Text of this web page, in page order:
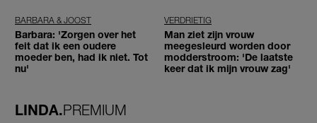
BARBARA & JOOST
Barbara: 'Zorgen over het
feit dat ik een oudere
moeder ben, had ik niet. Tot
nu'
VERDRIETIG
Man ziet zijn vrouw
meegesleurd worden door
modderstroom: 'De laatste
keer dat ik mijn vrouw zag'
LINDA.PREMIUM